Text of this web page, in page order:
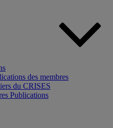
des membres
du CRISES
Publications